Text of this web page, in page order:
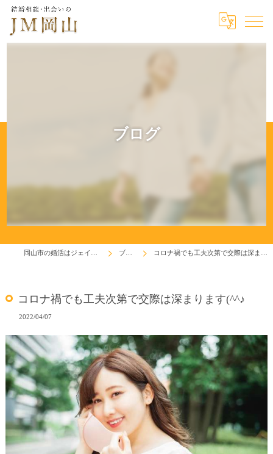
ブログ
ブログ コロナ禍でも工夫次第で交際は深まります(^^♪
コロナ禍でも工夫次第で交際は深まります(^^♪
2022/04/07